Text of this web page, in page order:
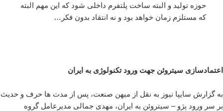
حوزه تولید و البته ساخت پلتفرم داخلی شود که این مهم البته
که مستلزم زمان خواهد بود و نه انتقاد بدون فکر…
اعتمادسازی سیتروئن جهت ورود تکنولوژی به ایران
به گزارش سایپا نیوز به نقل از میهن صنعت، پس از مدت ها حرف و حدیث
بر سر ورود پژو – سیتروئن به ایران، مهدی جمالی مدیرعامل گروه